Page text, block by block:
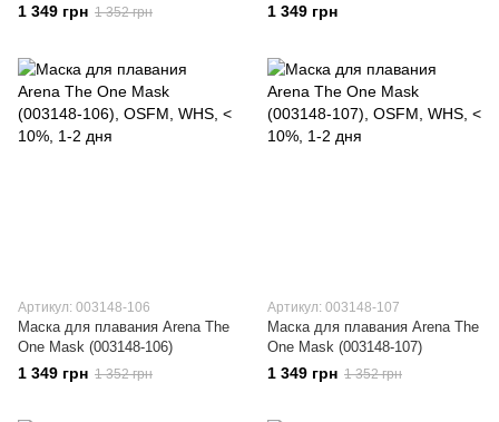
1 349 грн 1 352 грн 1 349 грн
Артикул: 003148-106
Маска для плавания Arena The
One Mask (003148-106)
1 349 грн 1 352 грн
Артикул: 003148-107
Маска для плавания Arena The
One Mask (003148-107)
1 349 грн 1 352 грн